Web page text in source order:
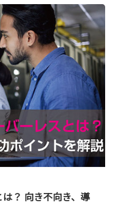
？ 向き不向き、導